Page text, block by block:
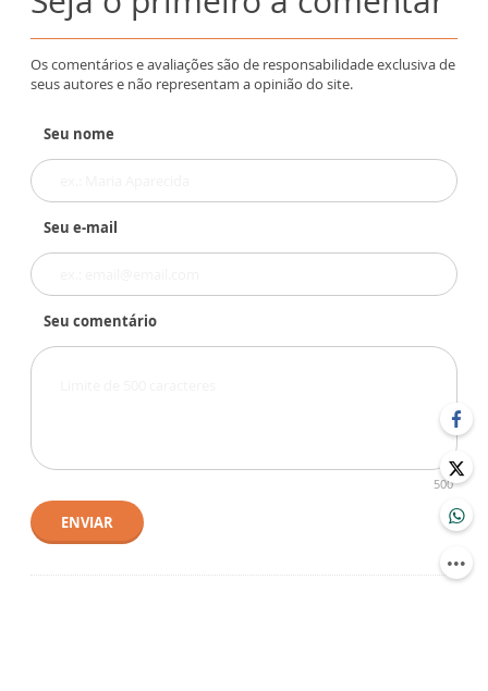
Os comentários e avaliações são de responsabilidade exclusiva de
seus autores e não representam a opinião do site.
Seu nome
Seu e-mail
Seu comentário
500
ENVIAR